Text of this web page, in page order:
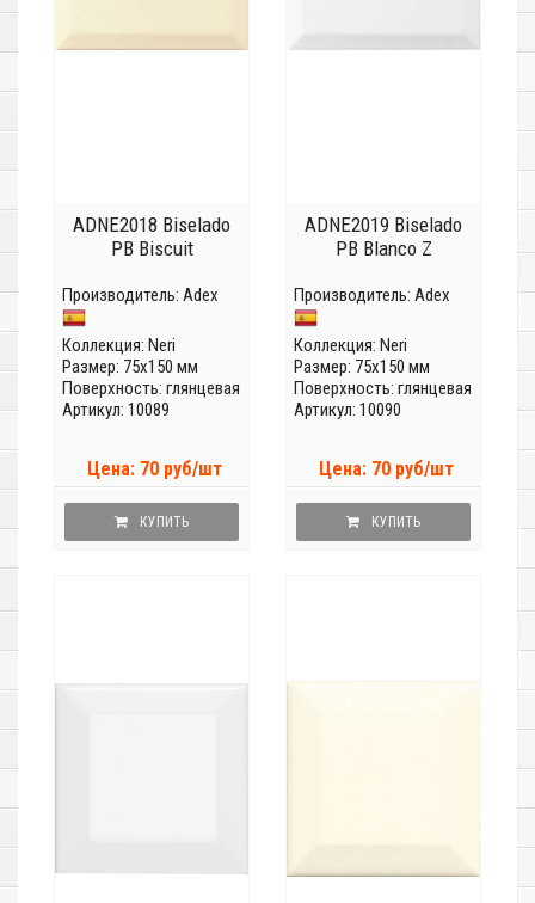
ADNE2018 Biselado
PB Biscuit
Производитель: Adex
Коллекция: Neri
Размер: 75x150 мм
Поверхность: глянцевая
Артикул: 10089
Цена: 70 руб/шт
КУПИТЬ
ADNE2019 Biselado
PB Blanco Z
Производитель: Adex
Коллекция: Neri
Размер: 75x150 мм
Поверхность: глянцевая
Артикул: 10090
Цена: 70 руб/шт
КУПИТЬ